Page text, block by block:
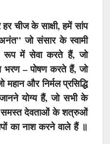
चीज के साक्षी, हमें सांप
जो संसार के स्वामी
रूप में सेवा करते हैं, जो
– पोषण करते हैं, जो
और निर्मल प्रसिद्धि
योग्य हैं, जो सभी के
समस्त देवताओं के शत्रुओं
का नाश करने वाले हैं ॥